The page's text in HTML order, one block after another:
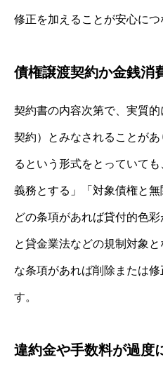
修正を加えることが安心につ
債権譲渡契約か金銭消
契約書の内容次第で、実質
契約）とみなされることが
るという形式をとっていて
義務とする」「対象債権と
どの条項があれば貸付的色
と貸金業法などの規制対象
な条項があれば削除または
す。
違約金や手数料が過度